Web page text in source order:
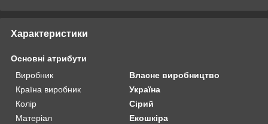
Характеристики
Основні атрибути
Виробник
Власне виробництво
Країна виробник
Україна
Колір
Сірий
Матеріал
Екошкіра